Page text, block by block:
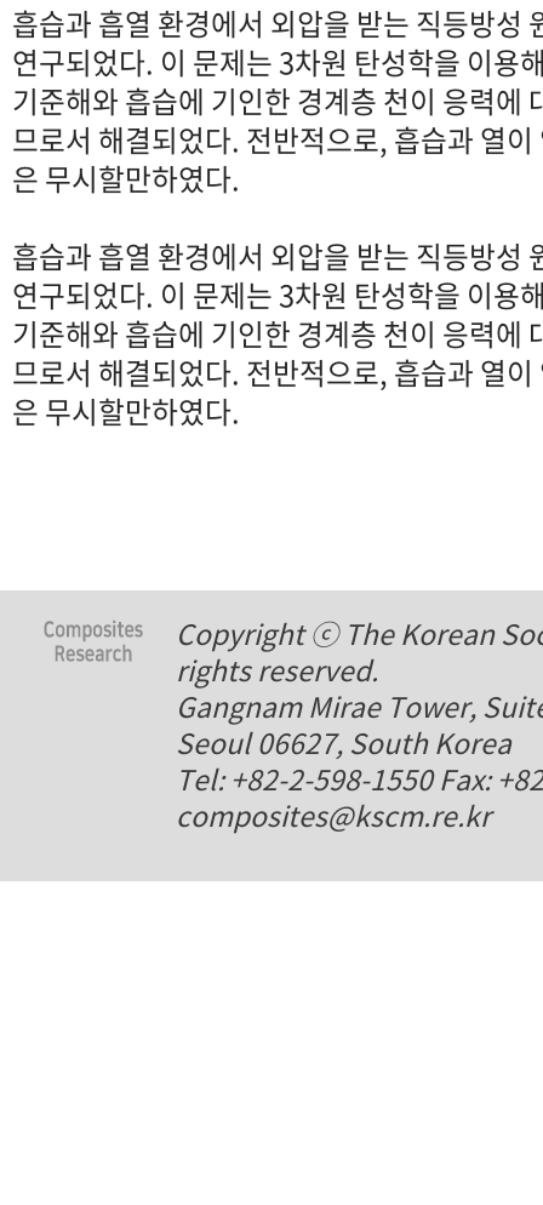
흡습과 흡열 환경에서 외압을 받는 직등방성
연구되었다. 이 문제는 3차원 탄성학을 이용
기준해와 흡습에 기인한 경계층 천이 응력에
므로서 해결되었다. 전반적으로, 흡습과 열
은 무시할만하였다.
흡습과 흡열 환경에서 외압을 받는 직등방성
연구되었다. 이 문제는 3차원 탄성학을 이용
기준해와 흡습에 기인한 경계층 천이 응력에
므로서 해결되었다. 전반적으로, 흡습과 열
은 무시할만하였다.
Copyright ⓒ The Korean
rights reserved.
Gangnam Mirae Tower,
Seoul 06627, South Korea
Tel: +82-2-598-1550 Fax:
composites@kscm.re.kr